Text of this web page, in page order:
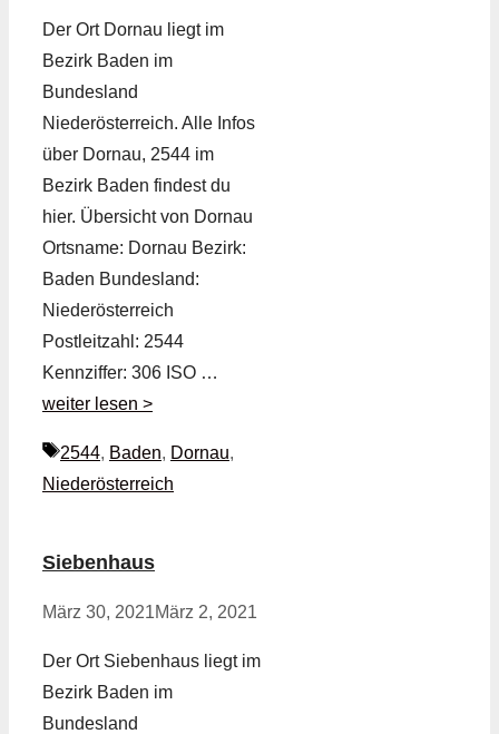
Der Ort Dornau liegt im
Bezirk Baden im
Bundesland
Niederösterreich. Alle Infos
über Dornau, 2544 im
Bezirk Baden findest du
hier. Übersicht von Dornau
Ortsname: Dornau Bezirk:
Baden Bundesland:
Niederösterreich
Postleitzahl: 2544
Kennziffer: 306 ISO …
weiter lesen >
Schlagwörter
2544, Baden, Dornau,
Niederösterreich
Siebenhaus
März 30, 2021März 2, 2021
Der Ort Siebenhaus liegt im
Bezirk Baden im
Bundesland